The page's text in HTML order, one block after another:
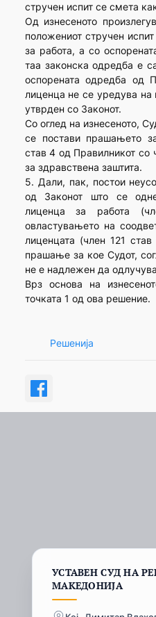
стручен испит се смета
Од изнесеното
положениот стручен
за работа, а со
таа законска одредба е
оспорената одредба од
лиценца не се уредува на
утврден со Законот.
Со оглед на изнесеното,
се постави прашањето
став 4 од Правилникот со
за здравствена заштита.
5. Дали, пак, постои
од Законот што се
лиценца за работа
овластувањето на
лиценцата (член 121
прашање за кое Судот,
не е надлежен да
Врз основа на
точката 1 од ова решение.
Решенија
УСТАВЕН СУД НА
МАКЕДОНИЈА